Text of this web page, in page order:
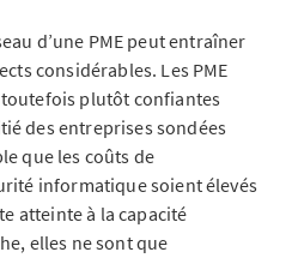
d’une PME peut entraîner
considérables. Les PME
plutôt confiantes
des entreprises sondées
que les coûts de
informatique soient élevés
atteinte à la capacité
elles ne sont que